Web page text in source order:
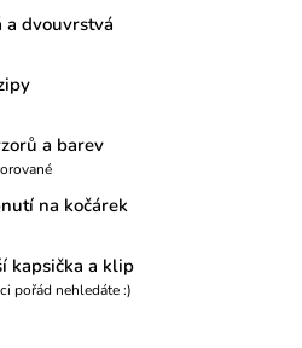
a dvouvrstvá
a barev
na kočárek
kapsička a klip
pořád nehledáte :)